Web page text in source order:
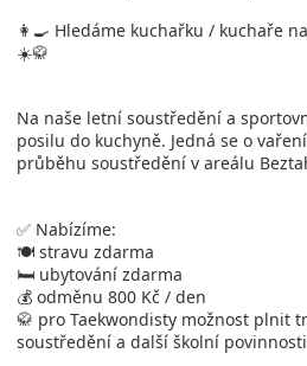
👩‍🍳 Hledáme kuchařku / kuchaře
☀️🥋
Na naše letní soustředění a
posilu do kuchyně. Jedná se o
průběhu soustředění v areálu
✅ Nabízíme:
🍽️ stravu zdarma
🛏️ ubytování zdarma
💰 odměnu 800 Kč / den
🥋 pro Taekwondisty možnost plnit
soustředění a další školní